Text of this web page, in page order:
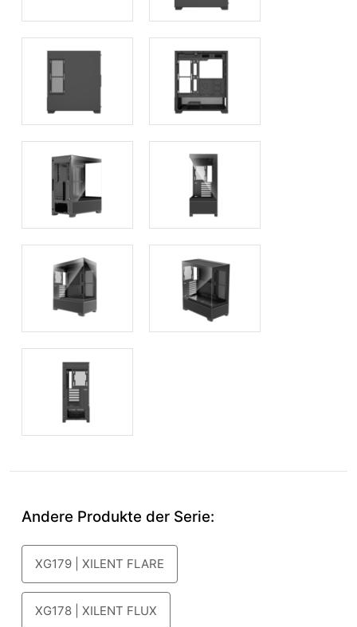
Andere Produkte der Serie:
XG179 | XILENT FLARE
XG178 | XILENT FLUX